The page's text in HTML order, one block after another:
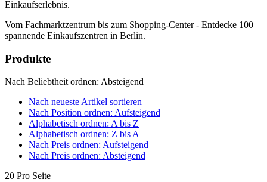
Einkaufserlebnis.
Vom Fachmarktzentrum bis zum Shopping-Center - Entdecke 100
spannende Einkaufszentren in Berlin.
Produkte
Nach Beliebtheit ordnen: Absteigend
Nach neueste Artikel sortieren
Nach Position ordnen: Aufsteigend
Alphabetisch ordnen: A bis Z
Alphabetisch ordnen: Z bis A
Nach Preis ordnen: Aufsteigend
Nach Preis ordnen: Absteigend
20 Pro Seite